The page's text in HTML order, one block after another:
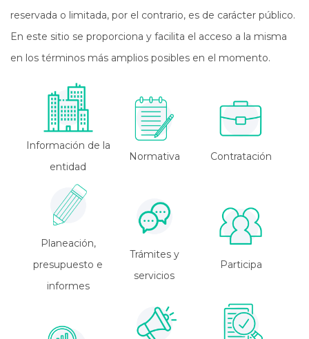
reservada o limitada, por el contrario, es de carácter público.
En este sitio se proporciona y facilita el acceso a la misma
en los términos más amplios posibles en el momento.
Información de la
entidad
Normativa Contratación
Planeación,
presupuesto e
informes
Trámites y
servicios
Participa